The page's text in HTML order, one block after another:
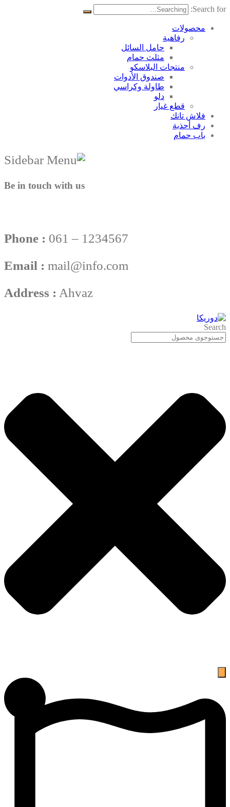
Search for:
محصولات
رفاهية
حامل السائل
مثلث حمام
منتجات البلاسکو
صندوق الأدوات
طاولة وكراسي
دلو
قطع غيار
فلاش تانك
رف أحذية
باب حمام
Be in touch with us
Phone : 061 – 1234567
Email : mail@info.com
Address : Ahvaz
Search